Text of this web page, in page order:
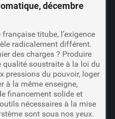
décembre
titube, l’exigence
radicalement différent.
des charges ? Produire
soustraite à la loi du
pressions du pouvoir, loger
à la même enseigne,
financement solide et
nécessaires à la mise
sont sous nos yeux.